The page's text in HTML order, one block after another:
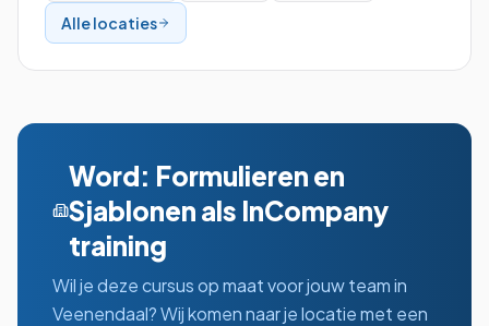
Alle locaties
Word: Formulieren en
Sjablonen als InCompany
training
Wil je deze cursus op maat voor jouw team in
Veenendaal? Wij komen naar je locatie met een